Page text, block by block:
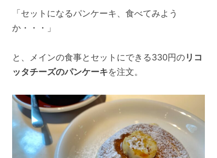
「セットになるパンケーキ、食べてみよう
か・・・」
と、メインの食事とセットにできる330円のリコ
ッタチーズのパンケーキを注文。